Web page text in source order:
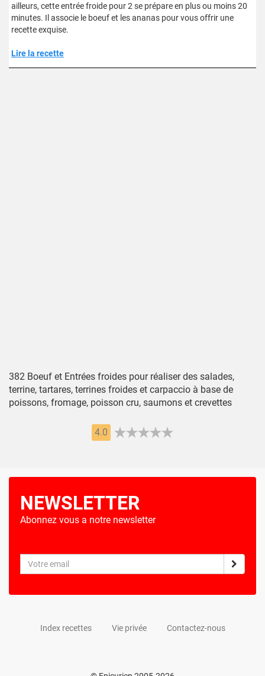
ailleurs, cette entrée froide pour 2 se prépare en plus ou moins 20
minutes. Il associe le boeuf et les ananas pour vous offrir une
recette exquise.
Lire la recette
382 Boeuf et Entrées froides pour réaliser des salades,
terrine, tartares, terrines froides et carpaccio à base de
poissons, fromage, poisson cru, saumons et crevettes
4.0
NEWSLETTER
Abonnez vous a notre newsletter
Index recettes Vie privée Contactez-nous